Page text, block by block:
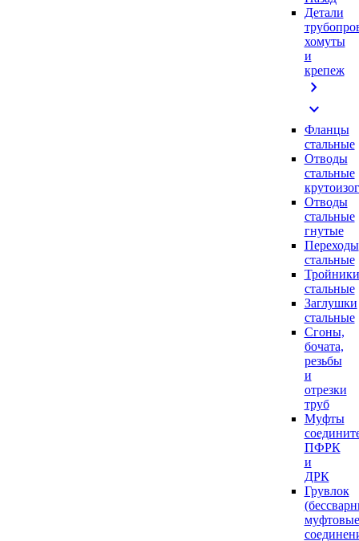
Детали
хомуты
и
крепеж
chevron_right
expand_more
Фланцы
стальные
Отводы
стальные
Отводы
стальные
гнутые
Переходы
стальные
Тройники
стальные
Заглушки
стальные
Сгоны,
бочата,
резьбы
и
отрезки
труб
Муфты
ПФРК
и
ДРК
Грувлок
муфтовые